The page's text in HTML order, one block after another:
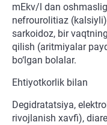
mEkv/l dan
nefrourolitiaz
sarkoidoz, bir
qilish (aritmiyalar
bo‘lgan bolalar.
Ehtiyotkorlik bilan
Degidratatsiya,
rivojlanish xavfi),